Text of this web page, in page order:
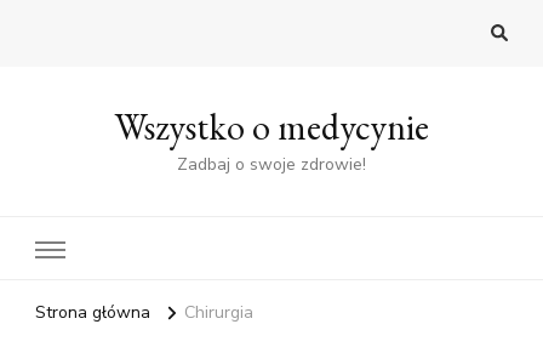
Wszystko o medycynie
Zadbaj o swoje zdrowie!
Strona główna Chirurgia